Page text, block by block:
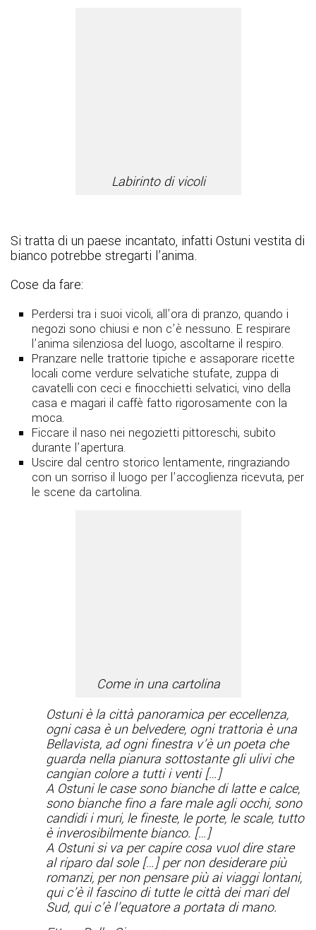
Labirinto di vicoli
Si tratta di un paese incantato, infatti Ostuni vestita di
bianco potrebbe stregarti l’anima.
Cose da fare:
Perdersi tra i suoi vicoli, all’ora di pranzo, quando i
negozi sono chiusi e non c’è nessuno. E respirare
l’anima silenziosa del luogo, ascoltarne il respiro.
Pranzare nelle trattorie tipiche e assaporare ricette
locali come verdure selvatiche stufate, zuppa di
cavatelli con ceci e finocchietti selvatici, vino della
casa e magari il caffè fatto rigorosamente con la
moca.
Ficcare il naso nei negozietti pittoreschi, subito
durante l’apertura.
Uscire dal centro storico lentamente, ringraziando
con un sorriso il luogo per l’accoglienza ricevuta, per
le scene da cartolina.
Come in una cartolina
Ostuni è la città panoramica per eccellenza,
ogni casa è un belvedere, ogni trattoria è una
Bellavista, ad ogni finestra v’è un poeta che
guarda nella pianura sottostante gli ulivi che
cangian colore a tutti i venti […]
A Ostuni le case sono bianche di latte e calce,
sono bianche fino a fare male agli occhi, sono
candidi i muri, le fineste, le porte, le scale, tutto
è inverosibilmente bianco. […]
A Ostuni si va per capire cosa vuol dire stare
al riparo dal sole […] per non desiderare più
romanzi, per non pensare più ai viaggi lontani,
qui c’è il fascino di tutte le città dei mari del
Sud, qui c’è l’equatore a portata di mano.